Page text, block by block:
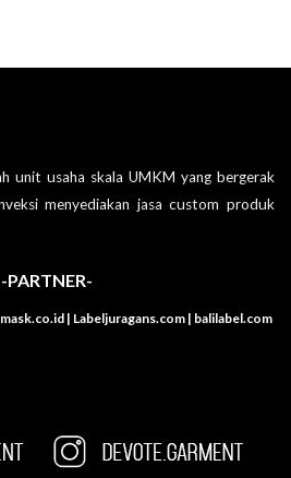
unit usaha skala UMKM yang bergerak
menyediakan jasa custom produk
-PARTNER-
| Labeljuragans.com | balilabel.com